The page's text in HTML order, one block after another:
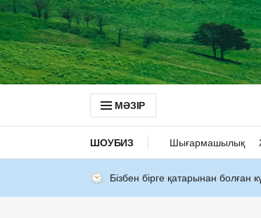
МӘЗІР
ШОУБИЗ Шығармашылық
Бізбен бірге қатарынан болған